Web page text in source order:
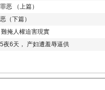
恶 （上篇）
（下篇）
難掩人權迫害現實
夜6天， 产妇遭羞辱逼供